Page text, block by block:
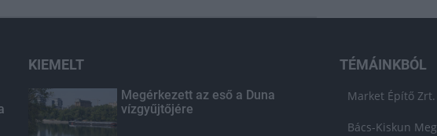
KIEMELT
Megérkezett az eső a Duna
vízgyűjtőjére
TÉMÁINKBÓL
Market Építő Zrt.
Bács-Kiskun